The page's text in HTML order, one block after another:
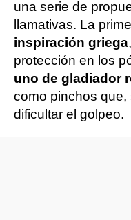
una serie de
llamativas. La
inspiración griega
protección en los
uno de gladiador
como pinchos
dificultar el golpeo.